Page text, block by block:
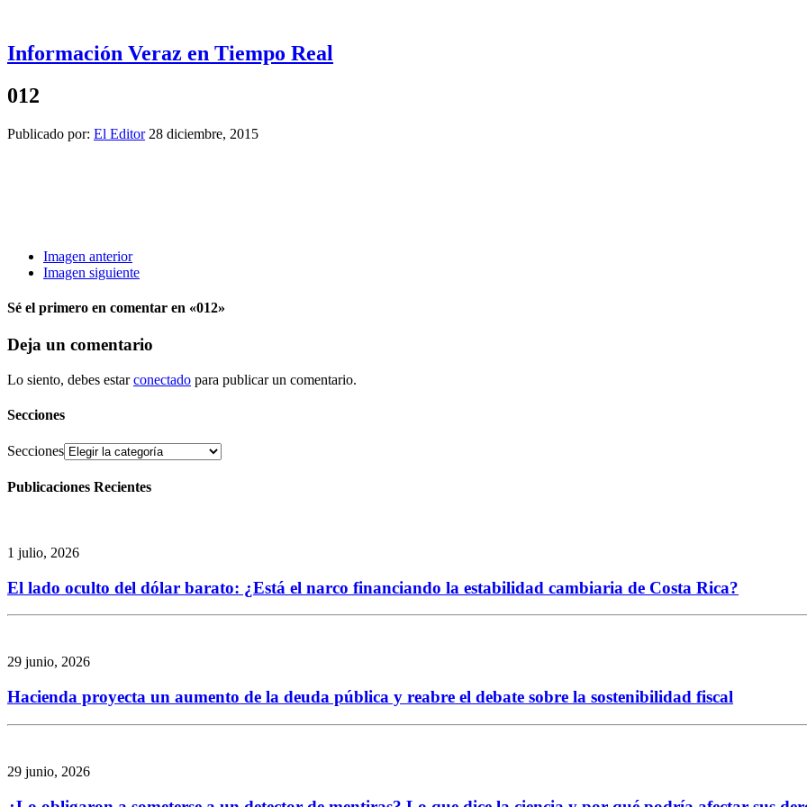
Información Veraz en Tiempo Real
012
Publicado por: El Editor 28 diciembre, 2015
Imagen anterior
Imagen siguiente
Sé el primero en comentar en «012»
Deja un comentario
Lo siento, debes estarconectado para publicar un comentario.
Secciones
Secciones
Publicaciones Recientes
1 julio, 2026
El lado oculto del dólar barato: ¿Está el narco financiando la estabilidad cambiaria de Costa Rica?
29 junio, 2026
Hacienda proyecta un aumento de la deuda pública y reabre el debate sobre la sostenibilidad fiscal
29 junio, 2026